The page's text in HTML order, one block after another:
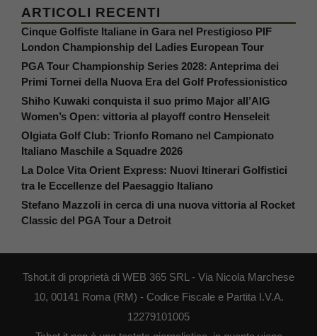
ARTICOLI RECENTI
Cinque Golfiste Italiane in Gara nel Prestigioso PIF
London Championship del Ladies European Tour
PGA Tour Championship Series 2028: Anteprima dei
Primi Tornei della Nuova Era del Golf Professionistico
Shiho Kuwaki conquista il suo primo Major all’AIG
Women’s Open: vittoria al playoff contro Henseleit
Olgiata Golf Club: Trionfo Romano nel Campionato
Italiano Maschile a Squadre 2026
La Dolce Vita Orient Express: Nuovi Itinerari Golfistici
tra le Eccellenze del Paesaggio Italiano
Stefano Mazzoli in cerca di una nuova vittoria al Rocket
Classic del PGA Tour a Detroit
Tshot.it di proprietà di WEB 365 SRL - Via Nicola Marchese
10, 00141 Roma (RM) - Codice Fiscale e Partita I.V.A.
12279101005